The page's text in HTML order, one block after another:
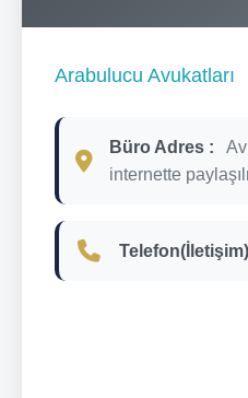
Arabulucu Avukatları
Büro Adres :
internette